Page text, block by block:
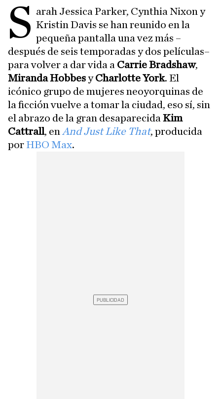
S arah Jessica Parker, Cynthia Nixon y
Kristin Davis se han reunido en la
pequeña pantalla una vez más –
después de seis temporadas y dos películas–
para volver a dar vida a Carrie Bradshaw,
Miranda HobbesyCharlotte York. El
icónico grupo de mujeres neoyorquinas de
la ficción vuelve a tomar la ciudad, eso sí, sin
el abrazo de la gran desaparecida Kim
Cattrall, en And Just Like That, producida
porHBO Max.